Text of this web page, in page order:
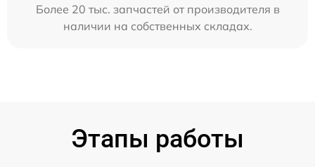
Более 20 тыс. запчастей от производителя в
наличии на собственных складах.
Этапы работы